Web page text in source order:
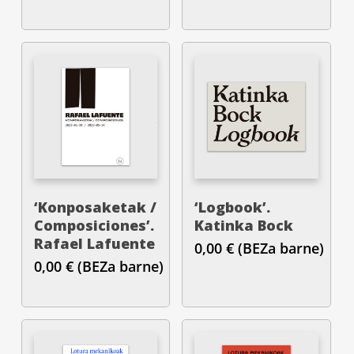
1978-1991’
‘Konposaketak /
Composiciones’.
Rafael Lafuente
0,00 € (BEZa barne)
‘Logbook’.
Katinka Bock
0,00€ (BEZa barne)